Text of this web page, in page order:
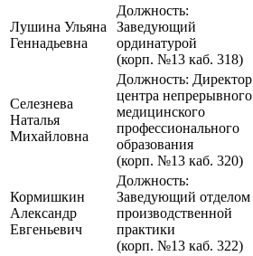
Лушина Ульяна
Геннадьевна
Должность:
Заведующий
ординатурой
(корп. №13 каб. 318)
Селезнева
Наталья
Михайловна
Должность: Директор
центра непрерывного
медицинского
профессионального
образования
(корп. №13 каб. 320)
Кормишкин
Александр
Евгеньевич
Должность:
Заведующий отделом
производственной
практики
(корп. №13 каб. 322)